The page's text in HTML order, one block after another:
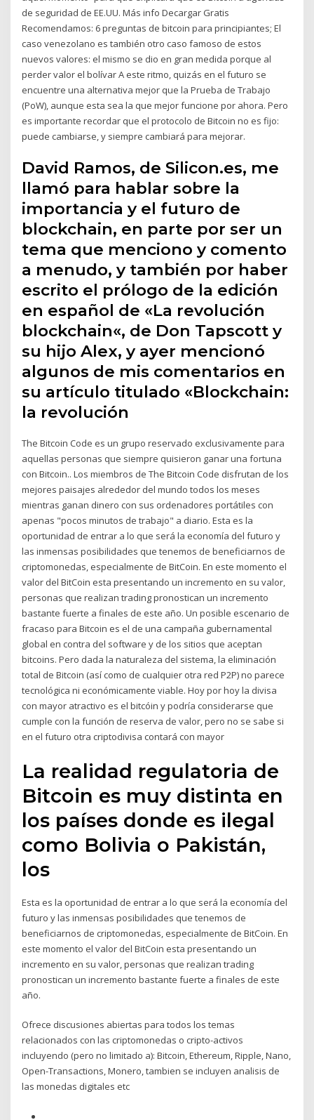
de seguridad de EE.UU. Más info Decargar Gratis
Recomendamos: 6 preguntas de bitcoin para principiantes; El
caso venezolano es también otro caso famoso de estos
nuevos valores: el mismo se dio en gran medida porque al
perder valor el bolívar A este ritmo, quizás en el futuro se
encuentre una alternativa mejor que la Prueba de Trabajo
(PoW), aunque esta sea la que mejor funcione por ahora. Pero
es importante recordar que el protocolo de Bitcoin no es fijo:
puede cambiarse, y siempre cambiará para mejorar.
David Ramos, de Silicon.es, me
llamó para hablar sobre la
importancia y el futuro de
blockchain, en parte por ser un
tema que menciono y comento
a menudo, y también por haber
escrito el prólogo de la edición
en español de «La revolución
blockchain«, de Don Tapscott y
su hijo Alex, y ayer mencionó
algunos de mis comentarios en
su artículo titulado «Blockchain:
la revolución
The Bitcoin Code es un grupo reservado exclusivamente para
aquellas personas que siempre quisieron ganar una fortuna
con Bitcoin.. Los miembros de The Bitcoin Code disfrutan de los
mejores paisajes alrededor del mundo todos los meses
mientras ganan dinero con sus ordenadores portátiles con
apenas "pocos minutos de trabajo" a diario. Esta es la
oportunidad de entrar a lo que será la economía del futuro y
las inmensas posibilidades que tenemos de beneficiarnos de
criptomonedas, especialmente de BitCoin. En este momento el
valor del BitCoin esta presentando un incremento en su valor,
personas que realizan trading pronostican un incremento
bastante fuerte a finales de este año. Un posible escenario de
fracaso para Bitcoin es el de una campaña gubernamental
global en contra del software y de los sitios que aceptan
bitcoins. Pero dada la naturaleza del sistema, la eliminación
total de Bitcoin (así como de cualquier otra red P2P) no parece
tecnológica ni económicamente viable. Hoy por hoy la divisa
con mayor atractivo es el bitcóin y podría considerarse que
cumple con la función de reserva de valor, pero no se sabe si
en el futuro otra criptodivisa contará con mayor
La realidad regulatoria de
Bitcoin es muy distinta en
los países donde es ilegal
como Bolivia o Pakistán,
los
Esta es la oportunidad de entrar a lo que será la economía del
futuro y las inmensas posibilidades que tenemos de
beneficiarnos de criptomonedas, especialmente de BitCoin. En
este momento el valor del BitCoin esta presentando un
incremento en su valor, personas que realizan trading
pronostican un incremento bastante fuerte a finales de este
año.
Ofrece discusiones abiertas para todos los temas
relacionados con las criptomonedas o cripto-activos
incluyendo (pero no limitado a): Bitcoin, Ethereum, Ripple, Nano,
Open-Transactions, Monero, tambien se incluyen analisis de
las monedas digitales etc